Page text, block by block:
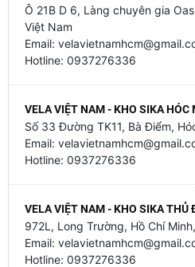
Ô 21B D 6, Làng chuyên gia
Việt Nam
Email:
Hotline: 0937276336
VELA VIỆT NAM - KHO SIKA HÓC
Số 33 Đường TK11, Bà Điểm,
Email:
Hotline: 0937276336
VELA VIỆT NAM - KHO SIKA THỦ
972L, Long Trường, Hồ Chí
Email:
Hotline: 0937276336